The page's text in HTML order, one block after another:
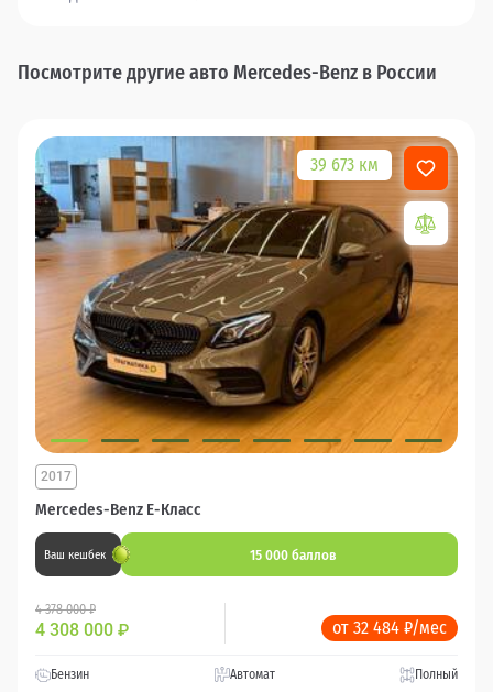
Посмотрите другие авто Mercedes-Benz в России
39 673 км
Mercedes-Benz E-Класс
2017
Ваш кешбек 15 000 баллов
4 378 000 ₽
4 308 000 ₽ от 32 484 ₽/мес
Бензин Автомат Полный